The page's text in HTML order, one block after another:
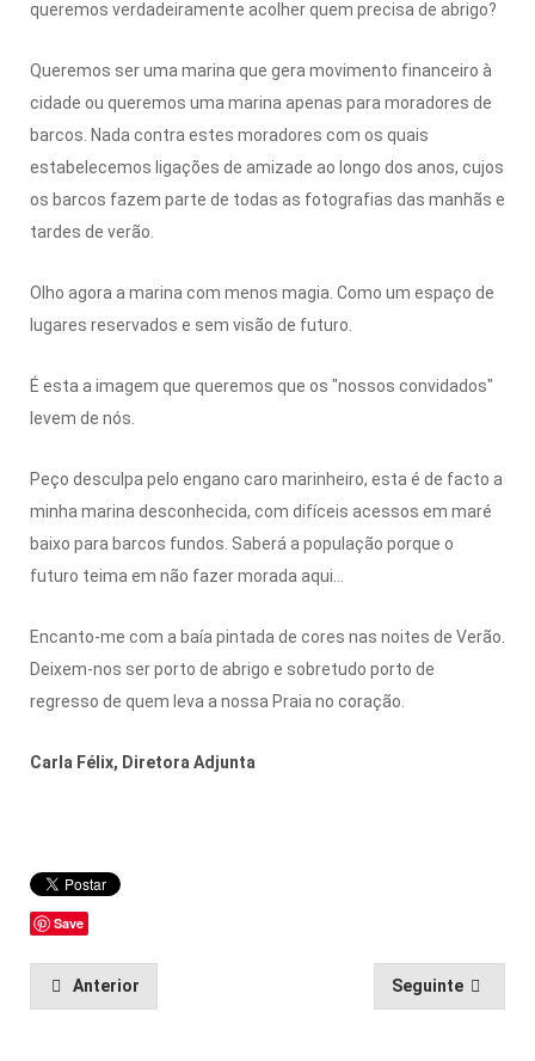
queremos verdadeiramente acolher quem precisa de abrigo?
Queremos ser uma marina que gera movimento financeiro à
cidade ou queremos uma marina apenas para moradores de
barcos. Nada contra estes moradores com os quais
estabelecemos ligações de amizade ao longo dos anos, cujos
os barcos fazem parte de todas as fotografias das manhãs e
tardes de verão.
Olho agora a marina com menos magia. Como um espaço de
lugares reservados e sem visão de futuro.
É esta a imagem que queremos que os "nossos convidados"
levem de nós.
Peço desculpa pelo engano caro marinheiro, esta é de facto a
minha marina desconhecida, com difíceis acessos em maré
baixo para barcos fundos. Saberá a população porque o
futuro teima em não fazer morada aqui...
Encanto-me com a baía pintada de cores nas noites de Verão.
Deixem-nos ser porto de abrigo e sobretudo porto de
regresso de quem leva a nossa Praia no coração.
Carla Félix, Diretora Adjunta
Save
Anterior Seguinte